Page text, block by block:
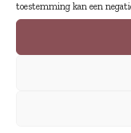
toestemming kan een
i tancar la porta,
tu i tu no, vull i
vull veure els
el que penses